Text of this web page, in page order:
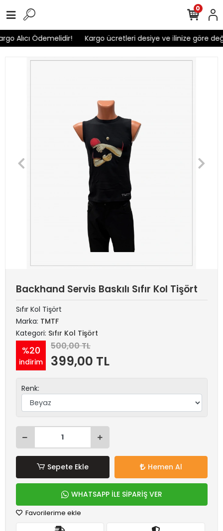
Alıcı Ödemelidir! Kargo ücretleri desiye ve ilinize göre
0
Backhand Servis Baskılı Sıfır Kol Tişört
Sıfır Kol Tişört
Marka: TMTF
Kategori: Sıfır Kol Tişört
%20
indirim
500,00 TL
399,00 TL
Renk:
Sepete Ekle Hemen Al
WHATSAPP İLE SİPARİŞ VER
Favorilerime ekle